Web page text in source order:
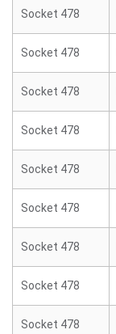
Socket 478
Socket 478
Socket 478
Socket 478
Socket 478
Socket 478
Socket 478
Socket 478
Socket 478